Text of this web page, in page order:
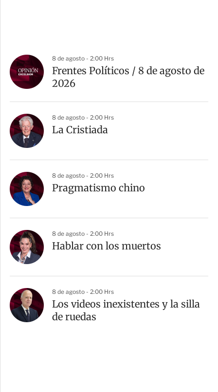
8 de agosto - 2:00 Hrs
Frentes Políticos / 8 de agosto de
2026
8 de agosto - 2:00 Hrs
La Cristiada
8 de agosto - 2:00 Hrs
Pragmatismo chino
8 de agosto - 2:00 Hrs
Hablar con los muertos
8 de agosto - 2:00 Hrs
Los videos inexistentes y la silla
de ruedas